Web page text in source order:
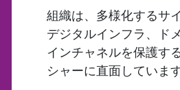
組織は、多様化するサ
デジタルインフラ、ド
インチャネルを保護す
シャーに直面しています